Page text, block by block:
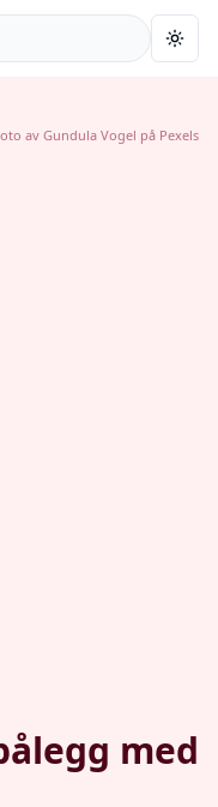
med
av Gundula Vogel på Pexels